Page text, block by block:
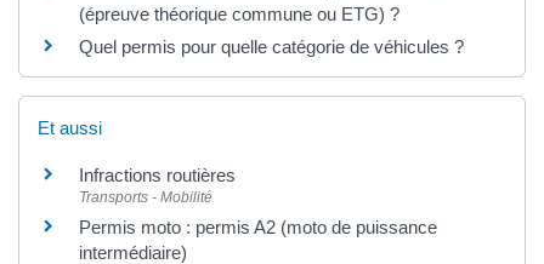
(épreuve théorique commune ou ETG) ?
Quel permis pour quelle catégorie de véhicules ?
Et aussi
Infractions routières
Transports - Mobilité
Permis moto : permis A2 (moto de puissance
intermédiaire)